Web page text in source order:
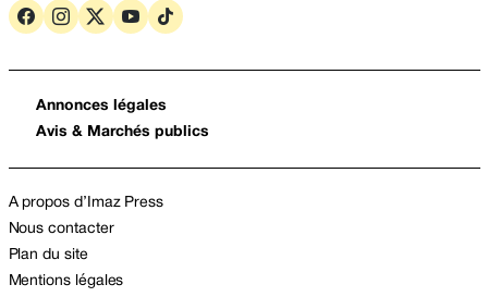
Annonces légales
Avis & Marchés publics
A propos d’Imaz Press
Nous contacter
Plan du site
Mentions légales